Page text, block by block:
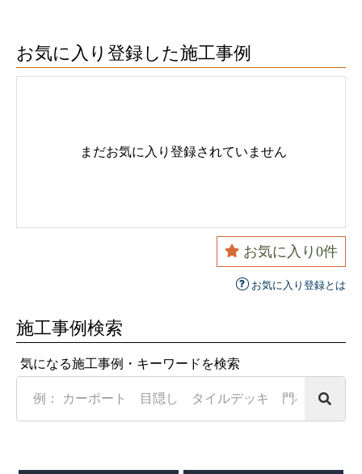
お気に入り登録した施工事例
まだお気に入り登録されていません
お気に入り 0件
お気に入り登録とは
施工事例検索
気になる施工事例・キーワードを検索
Search
https://www.souensha.co.jp/